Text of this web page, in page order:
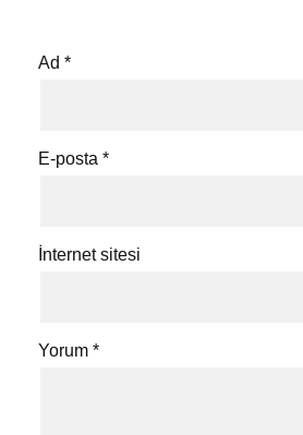
Ad *
E-posta *
İnternet sitesi
Yorum *